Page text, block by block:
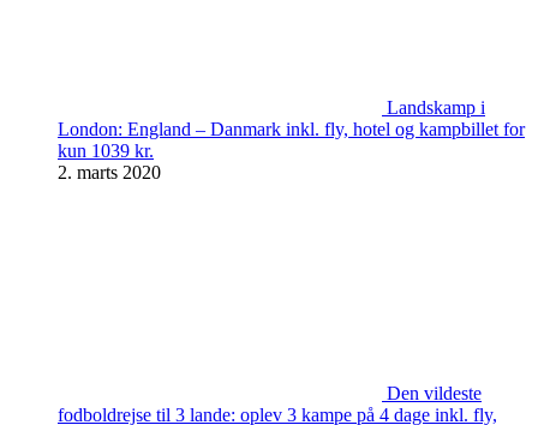
Landskamp i
London: England – Danmark inkl. fly, hotel og kampbillet for
kun 1039 kr.
2. marts 2020
Den vildeste
fodboldrejse til 3 lande: oplev 3 kampe på 4 dage inkl. fly,